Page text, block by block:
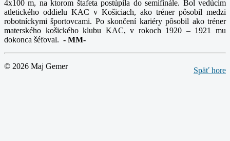
4x100 m, na ktorom štafeta postúpila do semifinále. Bol vedúcim
atletického oddielu KAC v Košiciach, ako tréner pôsobil medzi
robotníckymi športovcami. Po skončení kariéry pôsobil ako tréner
materského košického klubu KAC, v rokoch 1920 – 1921 mu
dokonca šéfoval. - MM-
Späť hore
© 2026 Maj Gemer